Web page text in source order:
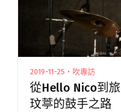
2019-11-25・吹專訪
從Hello Nico到
玟葶的鼓手之路